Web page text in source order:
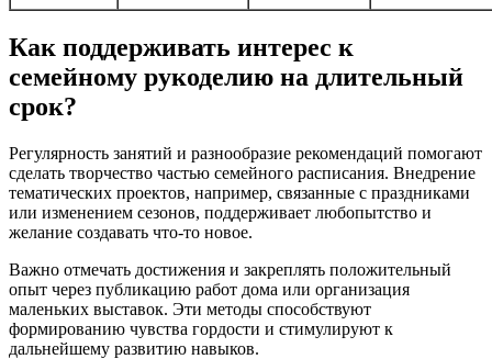
Как поддерживать интерес к
семейному рукоделию на длительный
срок?
Регулярность занятий и разнообразие рекомендаций помогают
сделать творчество частью семейного расписания. Внедрение
тематических проектов, например, связанные с праздниками
или изменением сезонов, поддерживает любопытство и
желание создавать что-то новое.
Важно отмечать достижения и закреплять положительный
опыт через публикацию работ дома или организация
маленьких выставок. Эти методы способствуют
формированию чувства гордости и стимулируют к
дальнейшему развитию навыков.